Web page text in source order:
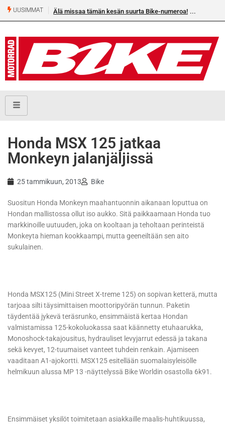
UUSIMMAT Älä missaa tämän kesän suurta Bike-numeroa!
Honda MSX 125 jatkaa
Monkeyn jalanjäljissä
25 tammikuun, 2013 Bike
Suositun Honda Monkeyn maahantuonnin aikanaan loputtua on
Hondan mallistossa ollut iso aukko. Sitä paikkaamaan Honda tuo
markkinoille uutuuden, joka on kooltaan ja teholtaan perinteistä
Monkeyta hieman kookkaampi, mutta geeneiltään sen aito
sukulainen.
Honda MSX125 (Mini Street X-treme 125) on sopivan ketterä, mutta
tarjoaa silti täysimittaisen moottoripyörän tunnun. Paketin
täydentää jykevä teräsrunko, ensimmäistä kertaa Hondan
valmistamissa 125-kokoluokassa saat käännetty etuhaarukka,
Monoshock-takajousitus, hydrauliset levyjarrut edessä ja takana
sekä kevyet, 12-tuumaiset vanteet tuhdein renkain. Ajamiseen
vaaditaan A1-ajokortti. MSX125 esitellään suomalaisyleisölle
helmikuun alussa MP 13 -näyttelyssä Bike Worldin osastolla 6k91.
Ensimmäiset yksilöt toimitetaan asiakkaille maalis-huhtikuussa,